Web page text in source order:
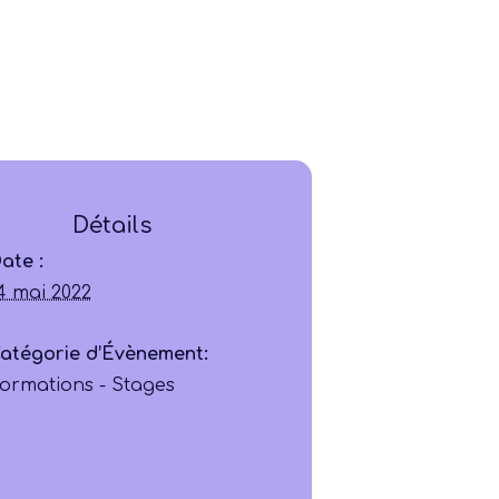
Jouer
Former
Détails
:
mai 2022
d’Évènement:
- Stages